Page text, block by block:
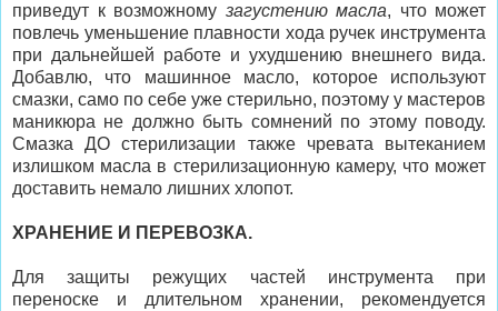
приведут к возможному загустению масла, что может
повлечь уменьшение плавности хода ручек инструмента
при дальнейшей работе и ухудшению внешнего вида.
Добавлю, что машинное масло, которое используют
смазки, само по себе уже стерильно, поэтому у мастеров
маникюра не должно быть сомнений по этому поводу.
Смазка ДО стерилизации также чревата вытеканием
излишком масла в стерилизационную камеру, что может
доставить немало лишних хлопот.
ХРАНЕНИЕ И ПЕРЕВОЗКА.
Для защиты режущих частей инструмента при
переноске и длительном хранении, рекомендуется